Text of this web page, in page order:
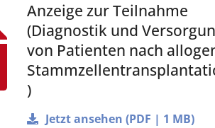
Anzeige zur Teilnahme
(Diagnostik und
von Patienten nach
)
Jetzt ansehen (PDF | 1 MB)